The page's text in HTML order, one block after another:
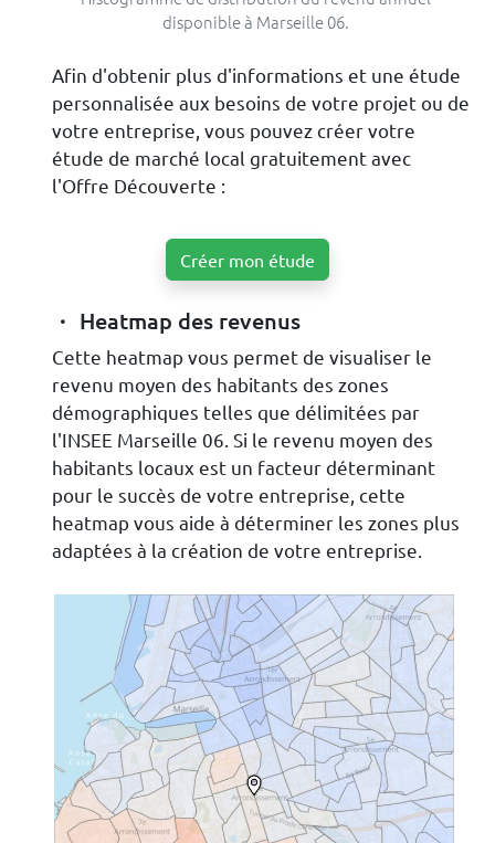
disponible à Marseille 06.
Afin d'obtenir plus d'informations et une étude
personnalisée aux besoins de votre projet ou de
votre entreprise, vous pouvez créer votre
étude de marché local gratuitement avec
l'Offre Découverte :
Créer mon étude
Heatmap des revenus
Cette heatmap vous permet de visualiser le
revenu moyen des habitants des zones
démographiques telles que délimitées par
l'INSEE Marseille 06. Si le revenu moyen des
habitants locaux est un facteur déterminant
pour le succès de votre entreprise, cette
heatmap vous aide à déterminer les zones plus
adaptées à la création de votre entreprise.